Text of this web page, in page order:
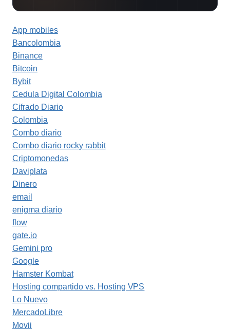
App mobiles
Bancolombia
Binance
Bitcoin
Bybit
Cedula Digital Colombia
Cifrado Diario
Colombia
Combo diario
Combo diario rocky rabbit
Criptomonedas
Daviplata
Dinero
email
enigma diario
flow
gate.io
Gemini pro
Google
Hamster Kombat
Hosting compartido vs. Hosting VPS
Lo Nuevo
MercadoLibre
Movii